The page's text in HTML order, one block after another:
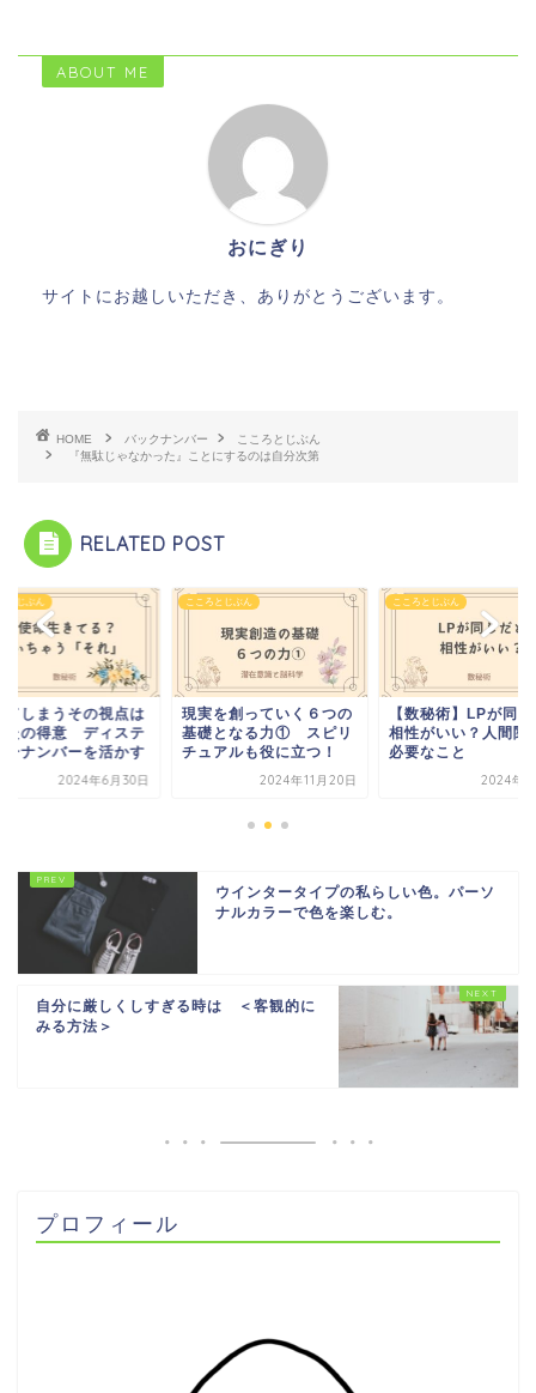
ABOUT ME
おにぎり
サイトにお越しいただき、ありがとうございます。
HOME バックナンバー
こころとじぶん
『無駄じゃなかった』ことにするのは自分次第
RELATED POST
とじぶん
てしまうその視点は
たの得意 ディステ
ーナンバーを活かす
2024年6月30日
こころとじぶん
現実を創っていく６つの
基礎となる力① スピリ
チュアルも役に立つ！
2024年11月20日
こころとじぶん
【数秘術】LPが同
相性がいい？人間関
必要なこと
2024年7
ウインタータイプの私らしい色。パーソ
ナルカラーで色を楽しむ。
自分に厳しくしすぎる時は ＜客観的に
みる方法＞
プロフィール